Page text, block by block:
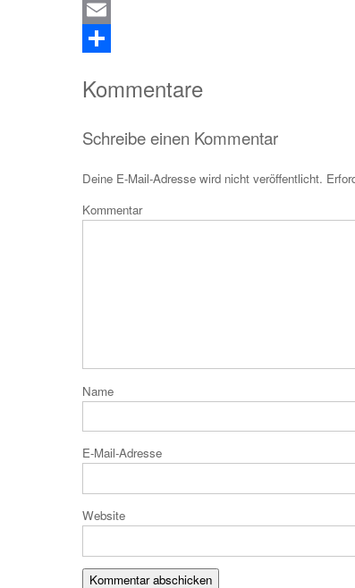
Pinterest
Email
Kommentare
Schreibe einen Kommentar
Deine E-Mail-Adresse wird nicht veröffentlicht.
E-
Website